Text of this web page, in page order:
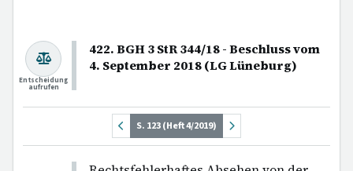
422. BGH 3 StR 344/18 - Beschluss vom
4. September 2018 (LG Lüneburg)
Entscheidung
aufrufen
S. 123 (Heft 4/2019)